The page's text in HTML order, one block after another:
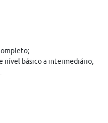
nível básico a intermediário;